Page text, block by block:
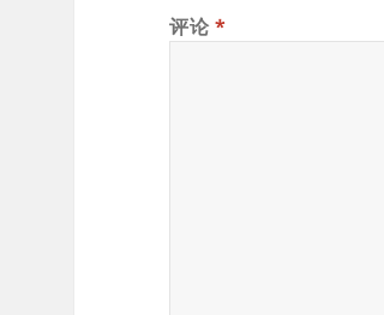
评论*